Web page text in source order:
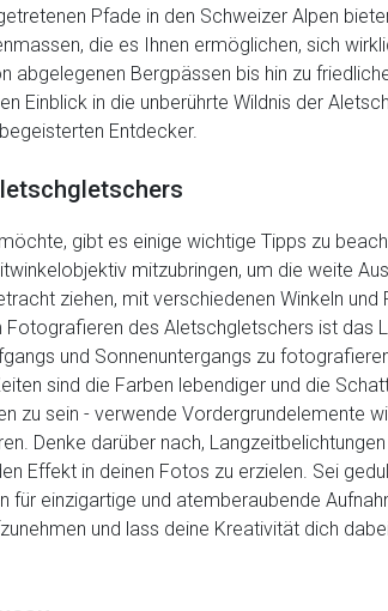
Pfade in den Schweizer Alpen
die es Ihnen ermöglichen, sich
abgelegenen Bergpässen bis hin zu
Einblick in die unberührte Wildnis der
Entdecker.
gibt es einige wichtige Tipps zu
mitzubringen, um die weite
ziehen, mit verschiedenen Winkeln und
des Aletschgletschers ist das
und Sonnenuntergangs zu
sind die Farben lebendiger und die
zu sein - verwende Vordergrundelemente
Denke darüber nach,
Effekt in deinen Fotos zu erzielen. Sei
einzigartige und atemberaubende
und lass deine Kreativität dich